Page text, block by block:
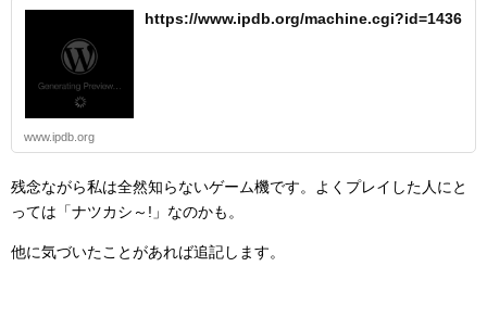
https://www.ipdb.org/machine.cgi?id=1436
www.ipdb.org
残念ながら私は全然知らないゲーム機です。よくプレイした人にと
っては「ナツカシ～!」なのかも。
他に気づいたことがあれば追記します。